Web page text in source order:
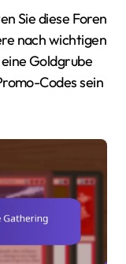
Sie diese Foren
nach wichtigen
Goldgrube
Codes sein